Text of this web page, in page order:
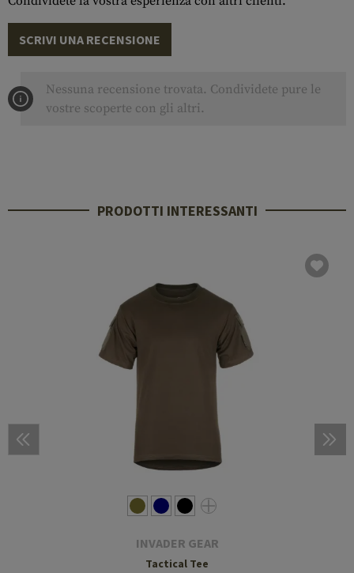
SCRIVI UNA RECENSIONE
Nessuna recensione trovata. Condividete pure le
vostre scoperte con gli altri.
PRODOTTI INTERESSANTI
INVADER GEAR
Tactical Tee